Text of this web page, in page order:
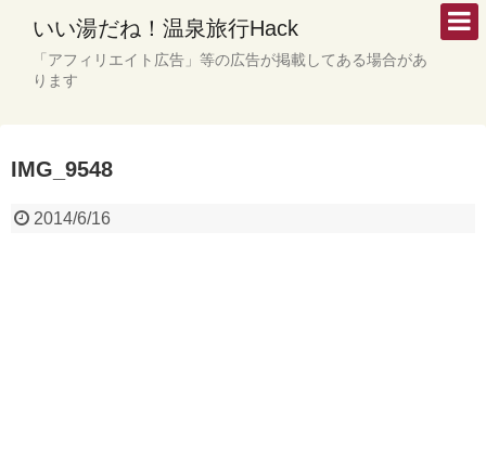
いい湯だね！温泉旅行Hack
「アフィリエイト広告」等の広告が掲載してある場合があ
ります
IMG_9548
2014/6/16